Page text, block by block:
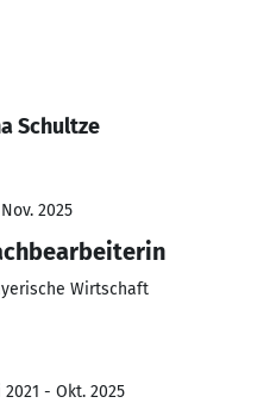
Schultze
2025
Wirtschaft
- Okt. 2025